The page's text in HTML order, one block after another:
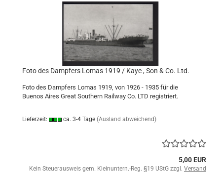
Foto des Dampfers Lomas 1919 / Kaye , Son & Co. Ltd.
Foto des Dampfers Lomas 1919, von 1926 - 1935 für die
Buenos Aires Great Southern Railway Co. LTD registriert.
Lieferzeit: ca. 3-4 Tage (Ausland abweichend)
5,00 EUR
Kein Steuerausweis gem. Kleinuntern.-Reg. §19 UStG zzgl. Versand